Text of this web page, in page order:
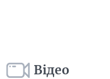
Відео